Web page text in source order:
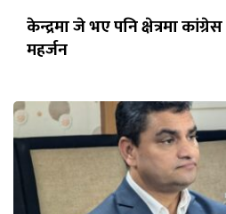
केन्द्रमा जे भए पनि क्षेत्रमा
महर्जन